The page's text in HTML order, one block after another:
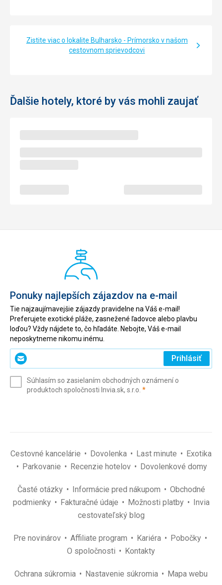
Zistite viac o lokalite Bulharsko - Prímorsko v našom
cestovnom sprievodcovi
Ďalšie hotely, ktoré by vás mohli zaujať
Ponuky najlepších zájazdov na e-mail
Tie najzaujímavejšie zájazdy pravidelne na Váš e-mail!
Preferujete exotické pláže, zasnežené ľadovce alebo plavbu
loďou? Vždy nájdete to, čo hľadáte. Nebojte, Váš e-mail
neposkytneme nikomu inému.
Zadajte
svoj
(povinné)
Prihlásiť
Súhlasím so zasielaním obchodných oznámení o
produktoch spoločnosti Invia.sk, s.r.o. *(povinné)
Cestovné kancelárie Dovolenka Last minute
Exotika
Parkovanie
Recenzie hotelov Dovolenkové domy
Časté otázky Informácie pred nákupom
Obchodné
podmienky
Fakturačné údaje Možnosti platby
Invia
cestovateľský blog
Pre novinárov Affiliate program Kariéra
Pobočky
O spoločnosti
Kontakty
Ochrana súkromia Nastavenie súkromia Mapa webu